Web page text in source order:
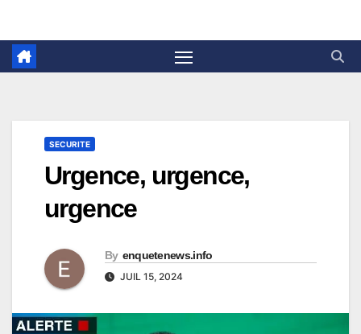
SECURITE
Urgence, urgence,
urgence
By enquetenews.info
JUIL 15, 2024